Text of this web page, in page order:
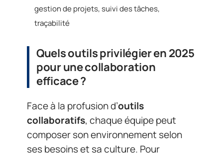
gestion de projets, suivi des tâches,
traçabilité
Quels outils privilégier en 2025
pour une collaboration
efficace ?
Face à la profusion d’outils
collaboratifs, chaque équipe peut
composer son environnement selon
ses besoins et sa culture. Pour